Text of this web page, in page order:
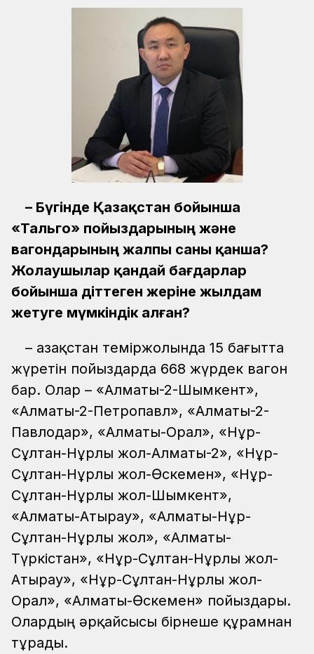
– Бүгінде Қазақстан бойынша
«Тальго» пойыздарының және
вагондарының жалпы саны қанша?
Жолаушылар қандай бағдарлар
бойынша діттеген жеріне жылдам
жетуге мүмкіндік алған?
– Қазақстан теміржолында 15 бағытта
жүретін пойыздарда 668 жүрдек вагон
бар. Олар – «Алматы-2-Шымкент»,
«Алматы-2-Петропавл», «Алматы-2-
Павлодар», «Алматы-Орал», «Нұр-
Сұлтан-Нұрлы жол-Алматы-2», «Нұр-
Сұлтан-Нұрлы жол-Өскемен», «Нұр-
Сұлтан-Нұрлы жол-Шымкент»,
«Алматы-Атырау», «Алматы-Нұр-
Сұлтан-Нұрлы жол», «Алматы-
Түркістан», «Нұр-Сұлтан-Нұрлы жол-
Атырау», «Нұр-Сұлтан-Нұрлы жол-
Орал», «Алматы-Өскемен» пойыздары.
Олардың әрқайсысы бірнеше құрамнан
тұрады.